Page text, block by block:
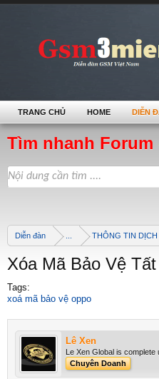
Tìm nhanh Forum
Diễn đàn THÔNG TIN
Xóa Mã Bảo Vệ
Tags:
xoá mã bảo vệ oppo
Lê Xen
Le Xen Global is complete
Chuyên Doanh
TRANG CHỦ HOME DIỄN